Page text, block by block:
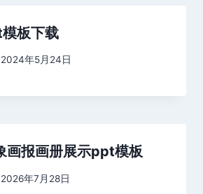
板下载
2024年5月24日
画报画册展示ppt模板
2026年7月28日